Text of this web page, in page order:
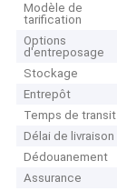
Modèle de
tarification
Options
d'entreposage
Stockage
Entrepôt
Temps de transit
Délai de livraison
Dédouanement
Assurance